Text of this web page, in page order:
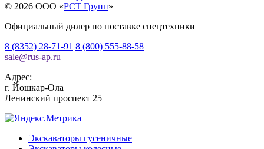
© 2026 OOO «РСТ Групп»
Официальный дилер по поставке спецтехники
8 (8352) 28-71-91 8 (800) 555-88-58
sale@rus-ap.ru
Адрес:
г. Йошкар-Ола
Ленинский проспект 25
Экскаваторы гусеничные